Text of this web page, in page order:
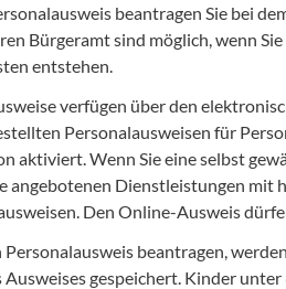
beantragen Sie bei
Bürgeramt sind möglich, wenn
entstehen.
verfügen über den
Personalausweisen für
aktiviert. Wenn Sie eine selbst
angebotenen Dienstleistungen mit
Den Online-Ausweis
Personalausweis beantragen,
gespeichert. Kinder